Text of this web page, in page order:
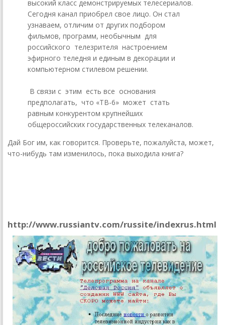
высокий класс демонстрируемых телесериалов.
Сегодня канал приобрел свое лицо. Он стал
узнаваем, отличим от других подбором
фильмов, программ, необычным для
российского телезрителя настроением
эфирного теледня и единым в декорации и
компьютерном стилевом решении.
В связи с этим есть все основания
предполагать, что «ТВ-6» может стать
равным конкурентом крупнейших
общероссийских государственных телеканалов.
Дай Бог им, как говорится. Проверьте, пожалуйста, может,
что-нибудь там изменилось, пока выходила книга?
http://www.russiantv.com/russite/indexrus.html